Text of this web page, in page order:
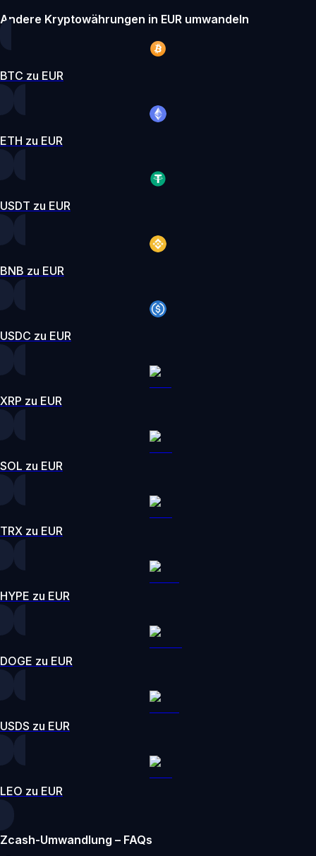
Andere Kryptowährungen in EUR umwandeln
BTC zu EUR
ETH zu EUR
USDT zu EUR
BNB zu EUR
USDC zu EUR
XRP zu EUR
SOL zu EUR
TRX zu EUR
HYPE zu EUR
DOGE zu EUR
USDS zu EUR
LEO zu EUR
Zcash-Umwandlung – FAQs